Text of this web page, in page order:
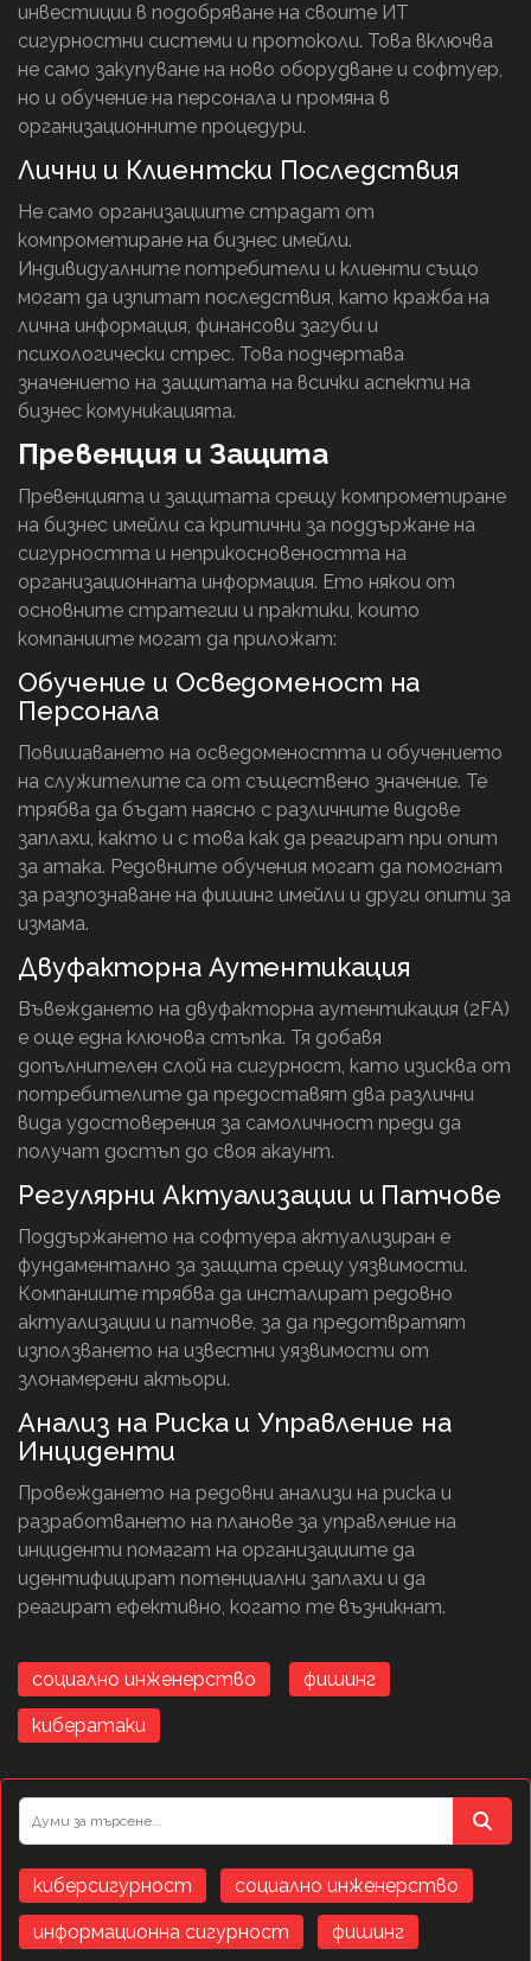
инвестиции в подобряване на своите ИТ
сигурностни системи и протоколи. Това включва
не само закупуване на ново оборудване и софтуер,
но и обучение на персонала и промяна в
организационните процедури.
Лични и Клиентски Последствия
Не само организациите страдат от
компрометиране на бизнес имейли.
Индивидуалните потребители и клиенти също
могат да изпитат последствия, като кражба на
лична информация, финансови загуби и
психологически стрес. Това подчертава
значението на защитата на всички аспекти на
бизнес комуникацията.
Превенция и Защита
Превенцията и защитата срещу компрометиране
на бизнес имейли са критични за поддържане на
сигурността и неприкосновеността на
организационната информация. Ето някои от
основните стратегии и практики, които
компаниите могат да приложат:
Обучение и Осведоменост на
Персонала
Повишаването на осведомеността и обучението
на служителите са от съществено значение. Те
трябва да бъдат наясно с различните видове
заплахи, както и с това как да реагират при опит
за атака. Редовните обучения могат да помогнат
за разпознаване на фишинг имейли и други опити за
измама.
Двуфакторна Аутентикация
Въвеждането на двуфакторна аутентикация (2FA)
е още една ключова стъпка. Тя добавя
допълнителен слой на сигурност, като изисква от
потребителите да предоставят два различни
вида удостоверения за самоличност преди да
получат достъп до своя акаунт.
Регулярни Актуализации и Патчове
Поддържането на софтуера актуализиран е
фундаментално за защита срещу уязвимости.
Компаниите трябва да инсталират редовно
актуализации и патчове, за да предотвратят
използването на известни уязвимости от
злонамерени актьори.
Анализ на Риска и Управление на
Инциденти
Провеждането на редовни анализи на риска и
разработването на планове за управление на
инциденти помагат на организациите да
идентифицират потенциални заплахи и да
реагират ефективно, когато те възникнат.
социално инженерство фишинг
кибератаки
киберсигурност социално инженерство
информационна сигурност фишинг